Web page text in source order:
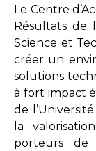
Le Centre
Résultats de
Science et
créer un
solutions
à fort impact
de
la
porteurs de